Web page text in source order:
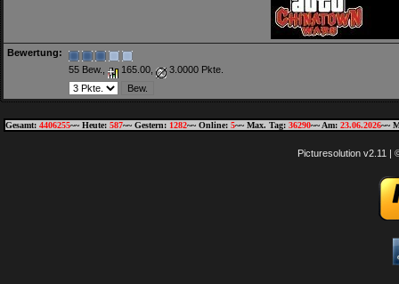
Bewertung:
55 Bew.,
165.00, 3.0000 Pkte.
Gesamt: 4406255~~ Heute: 587~~ Gestern: 1282~~ Online: 5~~ Max. Tag: 36290~~ Am: 23.06.2026~~
Picturesolution v2.11 |